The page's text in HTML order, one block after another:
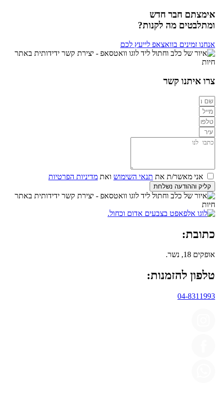
אימצתם חבר חדש
ומתלבטים מה לקנות?
אנחנו זמינים בוואצאפ לייעץ לכם
צרו איתנו קשר
אני מאשר/ת את תנאי השימוש ואת מדיניות הפרטיות
קליק וההודעה נשלחת
כתובת:
אופקים 18, נשר.
טלפון להזמנות:
04-8311993